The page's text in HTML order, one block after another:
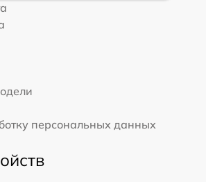
персональных данных